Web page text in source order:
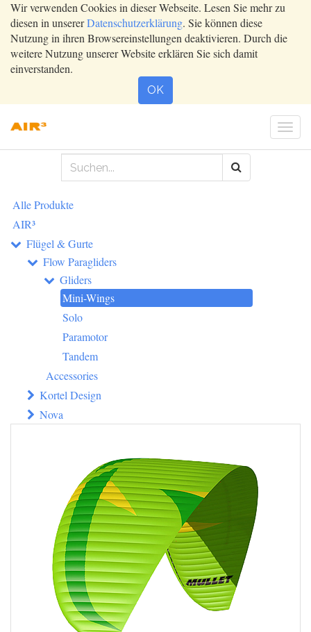
Wir verwenden Cookies in dieser Webseite. Lesen Sie mehr zu
diesen in unsererDatenschutzerklärung. Sie können diese
Nutzung in ihren Browsereinstellungen deaktivieren. Durch die
weitere Nutzung unserer Website erklären Sie sich damit
einverstanden.
OK
Alle Produkte
AIR³
Flügel & Gurte
Flow Paragliders
Gliders
Mini-Wings
Solo
Paramotor
Tandem
Accessories
Kortel Design
Nova